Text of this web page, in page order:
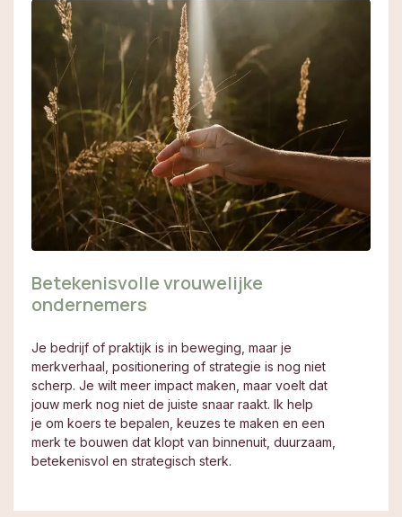
Betekenisvolle vrouwelijke
ondernemers
Je bedrijf of praktijk is in beweging, maar je
merkverhaal, positionering of strategie is nog niet
scherp. Je wilt meer impact maken, maar voelt dat
jouw merk nog niet de juiste snaar raakt. Ik help
je om koers te bepalen, keuzes te maken en een
merk te bouwen dat klopt van binnenuit, duurzaam,
betekenisvol en strategisch sterk.